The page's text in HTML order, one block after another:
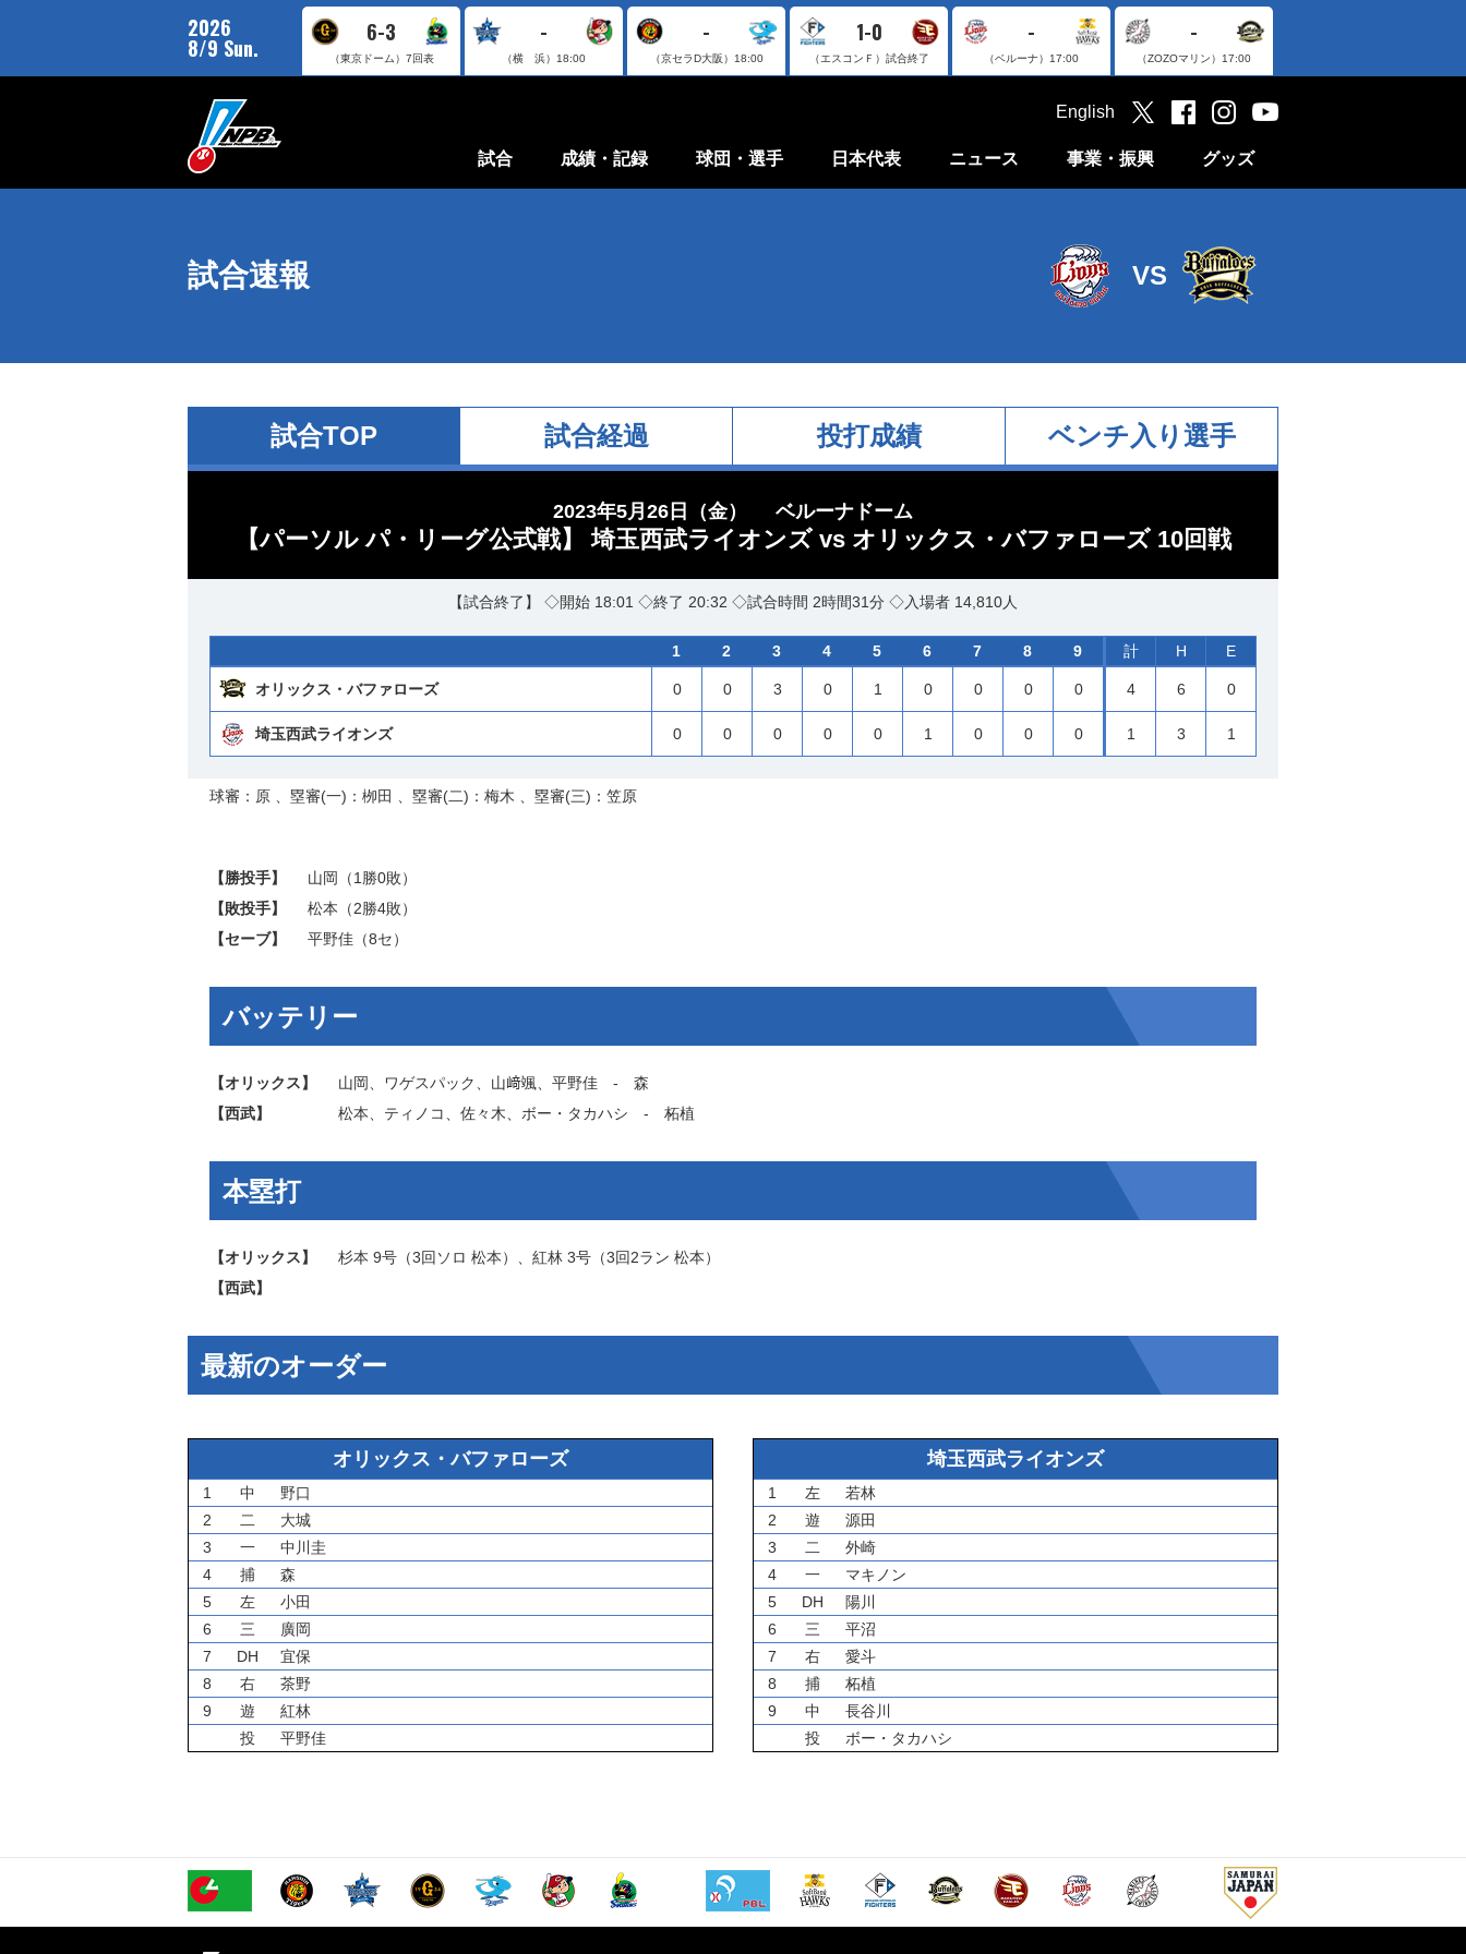
2026
8/9 Sun.
6-3
（東京ドーム） 7回表
-
（横 浜） 18:00
-
（京セラD大阪） 18:00
1-0
（エスコンＦ） 試合終了
-
（ベルーナ） 17:00
-
（ZOZOマリン） 17:00
試合 成績・記録 球団・選手 日本代表 ニュース 事業・振興 グッズ
English
試合速報 VS
試合TOP 試合経過 投打成績 ベンチ入り選手
2023年5月26日（金） ベルーナドーム
【パーソル パ・リーグ公式戦】 埼玉西武ライオンズ vs オリックス・バファローズ 10回戦
【試合終了】 ◇開始 18:01 ◇終了 20:32 ◇試合時間 2時間31分 ◇入場者 14,810人
1 2 3 4 5 6 7 8 9 計 H E
オリックス・バファローズ 0 0 3 0 1 0 0 0 0 4 6 0
埼玉西武ライオンズ 0 0 0 0 0 1 0 0 0 1 3 1
球審：原 、塁審(一)：栁田 、塁審(二)：梅木 、塁審(三)：笠原
【勝投手】 山岡
（1勝0敗）
【敗投手】
松本 （2勝4敗）
【セーブ】
平野佳 （8セ）
バッテリー
【オリックス】 山岡 ワゲスパック 山﨑颯 平野佳 ‐ 森
【西武】
松本 ティノコ 佐々木 ボー・タカハシ ‐ 柘植
本塁打
【オリックス】 杉本 9号（3回ソロ 松本）、 紅林 3号（3回2ラン 松本）
【西武】
最新のオーダー
オリックス・バファローズ
1 中
野口
2
二
大城
3
一
中川圭
4
捕
森
5
左
小田
6
三
廣岡
7
DH
宜保
8
右
茶野
9
遊
紅林
投
平野佳
埼玉西武ライオンズ
1 左
若林
2
遊
源田
3
二
外崎
4
一
マキノン
5
DH
陽川
6
三
平沼
7
右
愛斗
8
捕
柘植
9
中
長谷川
投
ボー・タカハシ